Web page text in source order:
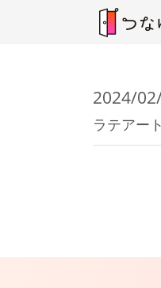
2024/
ラテアー